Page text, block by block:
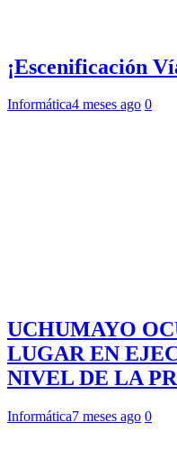
¡Escenificación
Informática4 meses ago 0
UCHUMAYO
LUGAR EN
NIVEL DE LA
Informática7 meses ago 0